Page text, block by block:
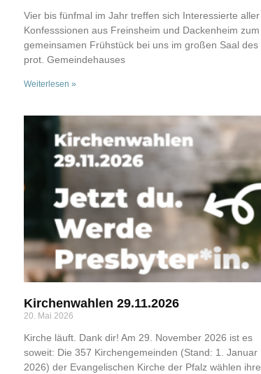
Vier bis fünfmal im Jahr treffen sich Interessierte aller
Konfesssionen aus Freinsheim und Dackenheim zum
gemeinsamen Frühstück bei uns im großen Saal des
prot. Gemeindehauses
Weiterlesen »
Kirchenwahlen 29.11.2026
20. Mai 2026
Kirche läuft. Dank dir! Am 29. November 2026 ist es
soweit: Die 357 Kirchengemeinden (Stand: 1. Januar
2026) der Evangelischen Kirche der Pfalz wählen ihre